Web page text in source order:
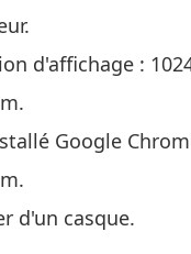
d'affichage :
Google
d'un casque.